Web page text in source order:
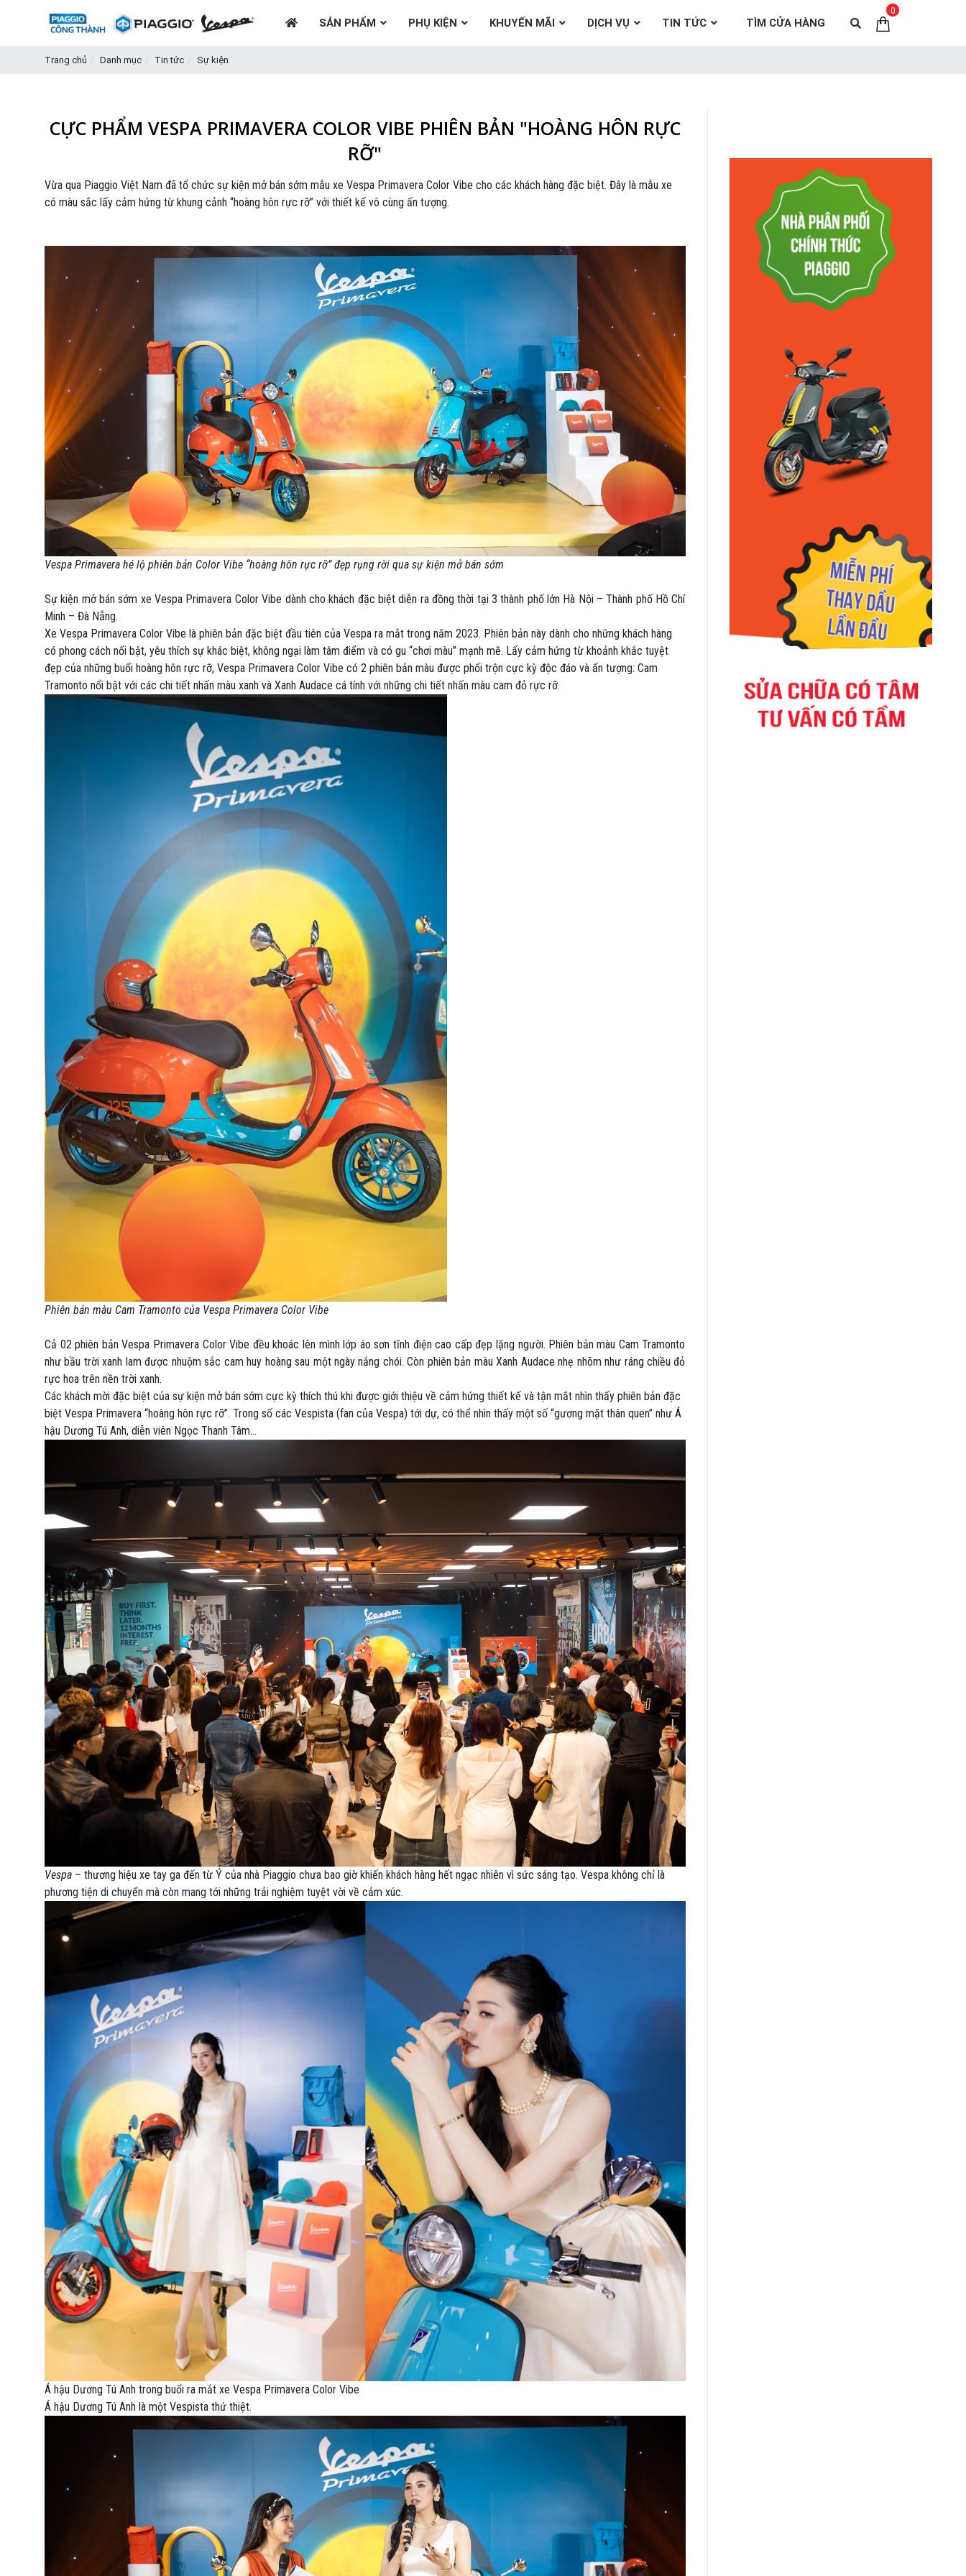
SẢN PHẨM PHỤ KIỆN KHUYẾN MÃI DỊCH VỤ TIN TỨC TÌM CỬA HÀNG
0
Trang chủ Danh mục Tin tức Sự kiện
CỰC PHẨM VESPA PRIMAVERA COLOR VIBE PHIÊN BẢN "HOÀNG HÔN RỰC
RỠ"
Vừa qua Piaggio Việt Nam đã tổ chức sự kiện mở bán sớm mẫu xe Vespa Primavera Color Vibe cho các khách hàng đặc biệt. Đây là mẫu xe
có màu sắc lấy cảm hứng từ khung cảnh “hoàng hôn rực rỡ” với thiết kế vô cùng ấn tượng.
Vespa Primavera hé lộ phiên bản Color Vibe “hoàng hôn rực rỡ” đẹp rụng rời qua sự kiện mở bán sớm
Sự kiện mở bán sớm xe Vespa Primavera Color Vibe dành cho khách đặc biệt diễn ra đồng thời tại 3 thành phố lớn Hà Nội – Thành phố Hồ Chí
Minh – Đà Nẵng.
Xe Vespa Primavera Color Vibe là phiên bản đặc biệt đầu tiên của Vespa ra mắt trong năm 2023. Phiên bản này dành cho những khách hàng
có phong cách nổi bật, yêu thích sự khác biệt, không ngại làm tâm điểm và có gu “chơi màu” mạnh mẽ. Lấy cảm hứng từ khoảnh khắc tuyệt
đẹp của những buổi hoàng hôn rực rỡ, Vespa Primavera Color Vibe có 2 phiên bản màu được phối trộn cực kỳ độc đáo và ấn tượng: Cam
Tramonto nổi bật với các chi tiết nhấn màu xanh và Xanh Audace cá tính với những chi tiết nhấn màu cam đỏ rực rỡ.
Phiên bản màu Cam Tramonto của Vespa Primavera Color Vibe
Cả 02 phiên bản Vespa Primavera Color Vibe đều khoác lên mình lớp áo sơn tĩnh điện cao cấp đẹp lặng người. Phiên bản màu Cam Tramonto
như bầu trời xanh lam được nhuộm sắc cam huy hoàng sau một ngày nắng chói. Còn phiên bản màu Xanh Audace nhẹ nhõm như ráng chiều đỏ
rực hoa trên nền trời xanh.
Các khách mời đặc biệt của sự kiện mở bán sớm cực kỳ thích thú khi được giới thiệu về cảm hứng thiết kế và tận mắt nhìn thấy phiên bản đặc
biệt Vespa Primavera “hoàng hôn rực rỡ”. Trong số các Vespista (fan của Vespa) tới dự, có thể nhìn thấy một số “gương mặt thân quen” như Á
hậu Dương Tú Anh, diễn viên Ngọc Thanh Tâm…
Vespa – thương hiệu xe tay ga đến từ Ý của nhà Piaggio chưa bao giờ khiến khách hàng hết ngạc nhiên vì sức sáng tạo. Vespa không chỉ là
phương tiện di chuyển mà còn mang tới những trải nghiệm tuyệt vời về cảm xúc.
Á hậu Dương Tú Anh trong buổi ra mắt xe Vespa Primavera Color Vibe
Á hậu Dương Tú Anh là một Vespista thứ thiệt.